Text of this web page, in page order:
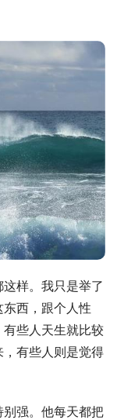
样。我只是举了
东西，跟个人性
些人天生就比较
有些人则是觉得
强。他每天都把